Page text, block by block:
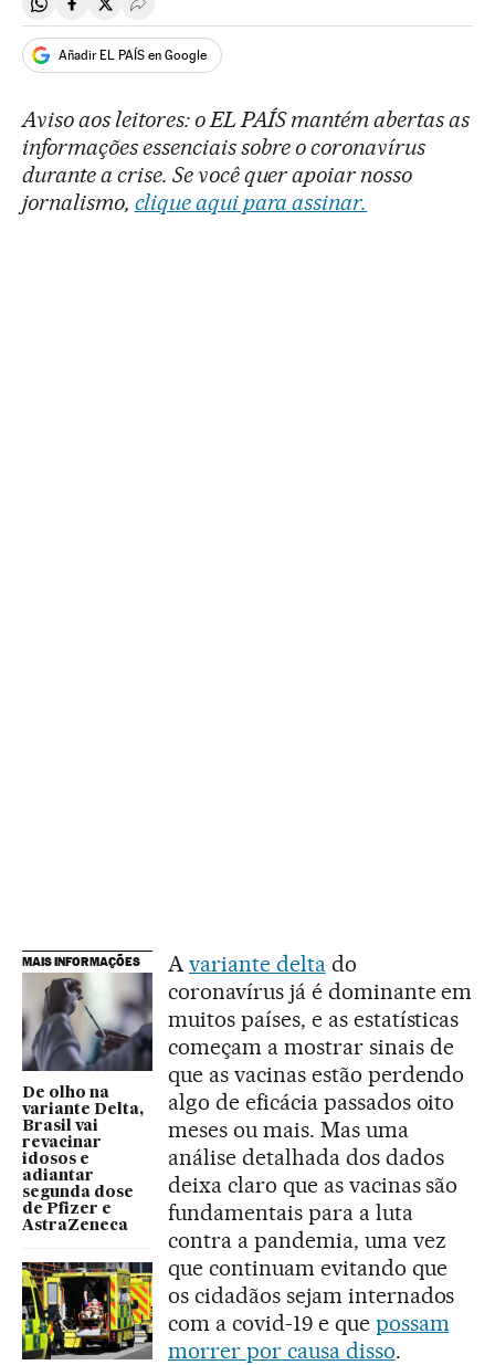
Compartir en Whatsapp
Compartir en Facebook
Compartir en Twitter
Desplegar Redes Sociales
Añadir EL PAÍS en Google
Aviso aos leitores: o EL PAÍS mantém abertas as
informações essenciais sobre o coronavírus
durante a crise. Se você quer apoiar nosso
jornalismo, clique aqui para assinar.
MAIS INFORMAÇÕES
De olho na
variante Delta,
Brasil vai
revacinar
idosos e
adiantar
segunda dose
de Pfizer e
AstraZeneca
Avariante deltado
coronavírus já é dominante em
muitos países, e as estatísticas
começam a mostrar sinais de
que as vacinas estão perdendo
algo de eficácia passados oito
meses ou mais. Mas uma
análise detalhada dos dados
deixa claro que as vacinas são
fundamentais para a luta
contra a pandemia, uma vez
que continuam evitando que
os cidadãos sejam internados
com a covid-19 e que possam
morrer por causa disso.